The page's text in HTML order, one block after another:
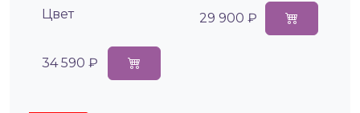
Цвет
34 590 ₽
29 900 ₽